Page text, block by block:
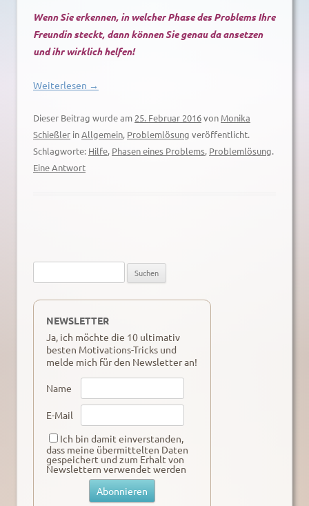
Wenn Sie erkennen, in welcher Phase des Problems Ihre
Freundin steckt, dann können Sie genau da ansetzen
und ihr wirklich helfen!
Weiterlesen →
Dieser Beitrag wurde am 25. Februar 2016von Monika
Schießler inAllgemein, Problemlösung veröffentlicht.
Schlagworte: Hilfe, Phasen eines Problems, Problemlösung.
Eine Antwort
nach:
NEWSLETTER
Ja, ich möchte die 10 ultimativ
besten Motivations-Tricks und
melde mich für den Newsletter an!
Name
E-Mail
Ich bin damit einverstanden,
dass meine übermittelten Daten
gespeichert und zum Erhalt von
Newslettern verwendet werden